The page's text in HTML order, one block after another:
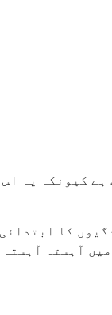
کیونکہ یہ
کا
آہستہ